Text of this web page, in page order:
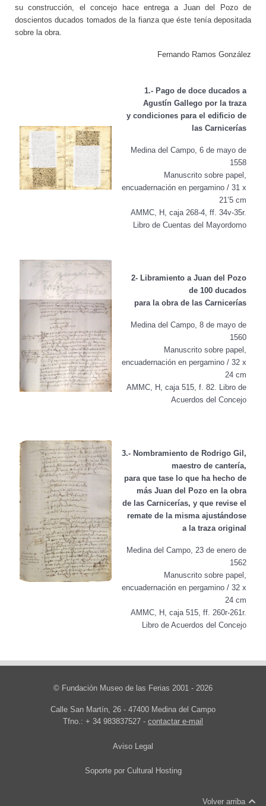
su construcción, el concejo hace entrega a Juan del Pozo de
doscientos ducados tomados de la fianza que éste tenía depositada
sobre la obra.
Fernando Ramos González
1.- Pago de doce ducados a
Agustín Gallego por la traza
y condiciones para el edificio de
las Carnicerías
Medina del Campo, 6 de mayo de
1558
Manuscrito sobre papel,
encuadernación en pergamino / 31 x
21’5 cm
AMMC, H, caja 268-4, ff. 34v-35r.
Libro de Cuentas del Mayordomo
2- Libramiento a Juan del Pozo
de 100 ducados
para la obra de las Carnicerías
Medina del Campo, 8 de mayo de
1560
Manuscrito sobre papel,
encuadernación en pergamino / 32 x
24 cm
AMMC, H, caja 515, f. 82. Libro de
Acuerdos del Concejo
3.- Nombramiento de Rodrigo Gil,
maestro de cantería,
para que tase lo que ha hecho de
más Juan del Pozo en la obra
de las Carnicerías, y que revise el
remate de la misma ajustándose
a la traza original
Medina del Campo, 23 de enero de
1562
Manuscrito sobre papel,
encuadernación en pergamino / 32 x
24 cm
AMMC, H, caja 515, ff. 260r-261r.
Libro de Acuerdos del Concejo
© Fundación Museo de las Ferias 2001 - 2026
Calle San Martín, 26 - 47400 Medina del Campo
Tfno.: + 34 983837527 - contactar e-mail
Aviso Legal
Soporte por Cultural Hosting
Volver arriba